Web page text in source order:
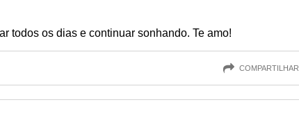
todos os dias e continuar sonhando. Te amo!
COMPARTILHAR